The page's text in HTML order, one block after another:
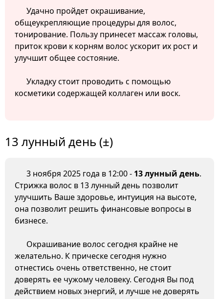
Удачно пройдет окрашивание,
общеукрепляющие процедуры для волос,
тонирование. Пользу принесет массаж головы,
приток крови к корням волос ускорит их рост и
улучшит общее состояние.
Укладку стоит проводить с помощью
косметики содержащей коллаген или воск.
13 лунный день (±)
3 ноября 2025 года в 12:00 - 13 лунный день.
Стрижка волос в 13 лунный день позволит
улучшить Ваше здоровье, интуиция на высоте,
она позволит решить финансовые вопросы в
бизнесе.
Окрашивание волос сегодня крайне не
желательно. К прическе сегодня нужно
отнестись очень ответственно, не стоит
доверять ее чужому человеку. Сегодня Вы под
действием новых энергий, и лучше не доверять